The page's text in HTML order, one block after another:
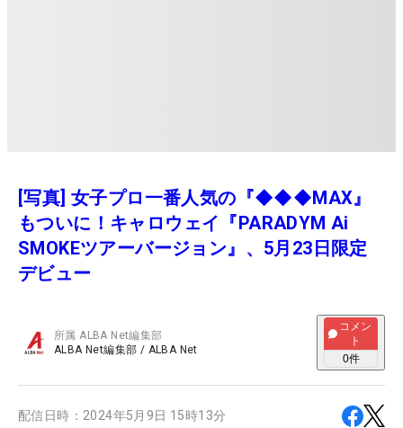
[写真] 女子プロ一番人気の『◆◆◆MAX』
もついに！キャロウェイ『PARADYM Ai
SMOKEツアーバージョン』、5月23日限定
デビュー
所属ALBA Net編集部
ALBA Net編集部 / ALBA Net
コメン
ト
0件
配信日時： 2024年5月9日 15時13分